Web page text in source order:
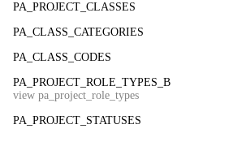
PA_PROJECT_CLASSES
PA_CLASS_CATEGORIES
PA_CLASS_CODES
PA_PROJECT_ROLE_TYPES_B
view pa_project_role_types
PA_PROJECT_STATUSES